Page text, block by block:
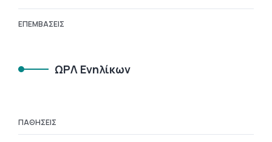
ΕΠΕΜΒΆΣΕΙΣ
ΩΡΛ Ενηλίκων
ΠΑΘΉΣΕΙΣ